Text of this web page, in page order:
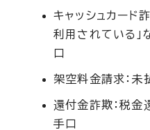
キャッシュカード
利用されている」
口
架空料金請求：未
還付金詐欺：税
手口